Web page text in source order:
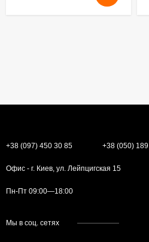
+38 (097) 450 30 85 +38 (050)
Офис - г. Киев, ул. Лейпцигская 15
Пн-Пт 09:00—18:00
Мы в соц. сетях